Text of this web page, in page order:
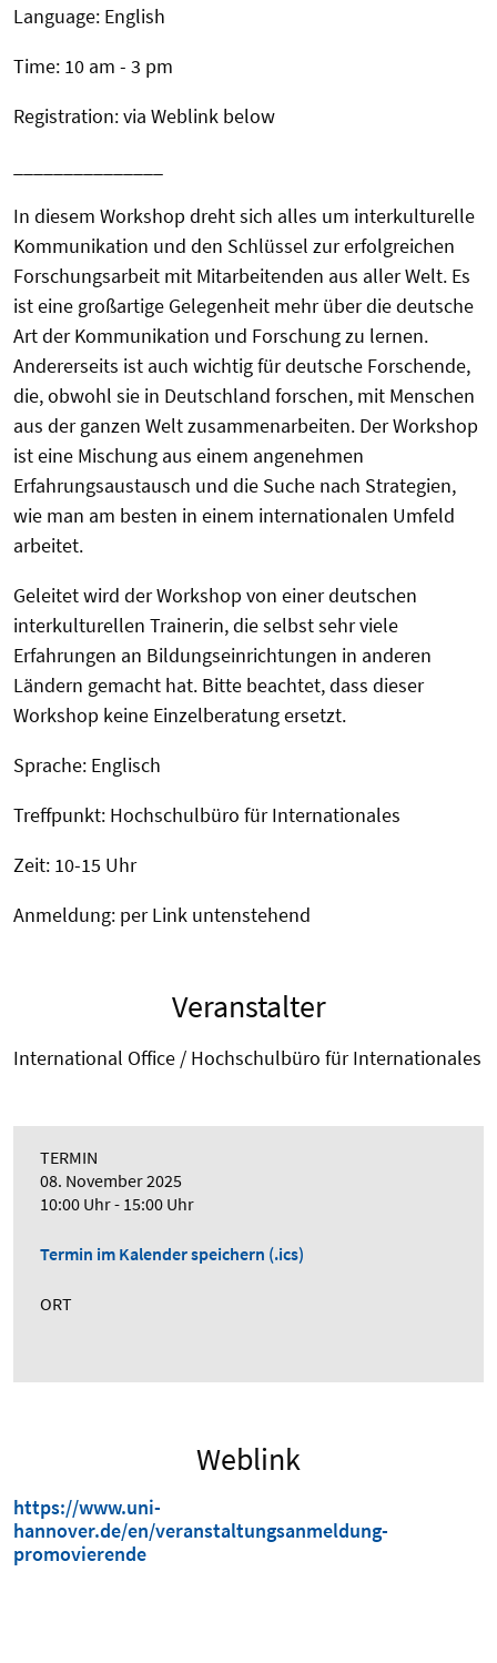
Language: English
Time: 10 am - 3 pm
Registration: via Weblink below
In diesem Workshop dreht sich alles um interkulturelle
Kommunikation und den Schlüssel zur erfolgreichen
Forschungsarbeit mit Mitarbeitenden aus aller Welt. Es
ist eine großartige Gelegenheit mehr über die deutsche
Art der Kommunikation und Forschung zu lernen.
Andererseits ist auch wichtig für deutsche Forschende,
die, obwohl sie in Deutschland forschen, mit Menschen
aus der ganzen Welt zusammenarbeiten. Der Workshop
ist eine Mischung aus einem angenehmen
Erfahrungsaustausch und die Suche nach Strategien,
wie man am besten in einem internationalen Umfeld
arbeitet.
Geleitet wird der Workshop von einer deutschen
interkulturellen Trainerin, die selbst sehr viele
Erfahrungen an Bildungseinrichtungen in anderen
Ländern gemacht hat. Bitte beachtet, dass dieser
Workshop keine Einzelberatung ersetzt.
Sprache: Englisch
Treffpunkt: Hochschulbüro für Internationales
Zeit: 10-15 Uhr
Anmeldung: per Link untenstehend
Veranstalter
International Office / Hochschulbüro für Internationales
TERMIN
08. November 2025
10:00 Uhr - 15:00 Uhr
Termin im Kalender speichern (.ics)
ORT
Weblink
https://www.uni-
hannover.de/en/veranstaltungsanmeldung-
promovierende